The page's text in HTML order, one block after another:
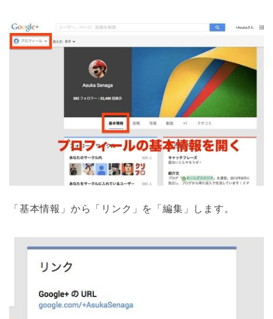
「基本情報」から「リンク」を「編集」します。